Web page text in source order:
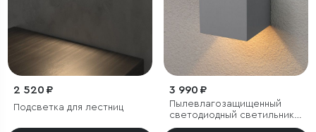
2 520 ₽
Подсветка для лестниц
3 990 ₽
Пылевлагозащищенный
светодиодный светильник с
регулируемым углом